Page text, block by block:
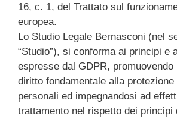
16, c. 1, del Trattato sul
europea.
Lo Studio Legale Bernasconi (nel
“Studio”), si conforma ai principi e
espresse dal GDPR, promuovendo
diritto fondamentale alla protezione
personali ed impegnandosi ad
trattamento nel rispetto dei principi